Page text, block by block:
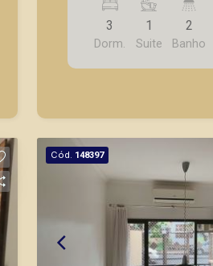
setembro de 2021. Visite
3
Dorm.
1
Suite
2
Banho
Cód. 148397